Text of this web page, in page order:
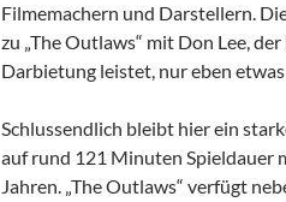
Filmemachern und Darstellern.
zu „The Outlaws“ mit Don Lee,
Darbietung leistet, nur eben
Schlussendlich bleibt hier ein
auf rund 121 Minuten Spieldauer
Jahren. „The Outlaws“ verfügt